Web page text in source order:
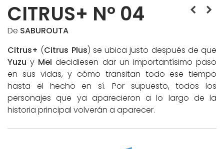
CITRUS+ Nº 04
De SABUROUTA
Citrus+ (Citrus Plus) se ubica justo después de que
Yuzu y Mei decidiesen dar un importantísimo paso
en sus vidas, y cómo transitan todo ese tiempo
hasta el hecho en sí. Por supuesto, todos los
personajes que ya aparecieron a lo largo de la
historia principal volverán a aparecer.